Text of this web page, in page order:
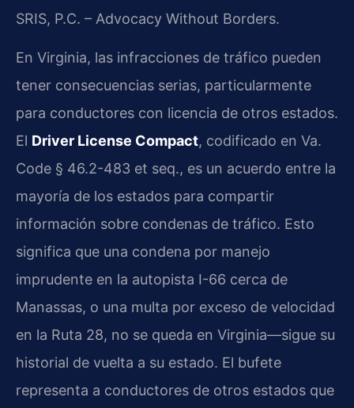
SRIS, P.C. – Advocacy Without Borders.
En Virginia, las infracciones de tráfico pueden
tener consecuencias serias, particularmente
para conductores con licencia de otros estados.
El Driver License Compact, codificado en Va.
Code § 46.2-483 et seq., es un acuerdo entre la
mayoría de los estados para compartir
información sobre condenas de tráfico. Esto
significa que una condena por manejo
imprudente en la autopista I-66 cerca de
Manassas, o una multa por exceso de velocidad
en la Ruta 28, no se queda en Virginia—sigue su
historial de vuelta a su estado. El bufete
representa a conductores de otros estados que